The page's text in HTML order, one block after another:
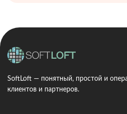
SoftLoft — понятный, простой и
клиентов и партнеров.